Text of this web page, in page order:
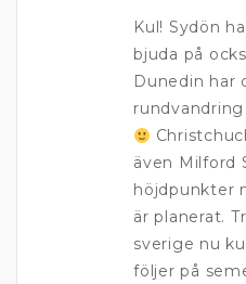
Kul! Sydön
bjuda på
Dunedin har
även Milford
höjdpunkter
är planerat.
sverige nu
följer på